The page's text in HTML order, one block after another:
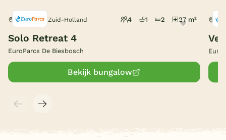
Blog
Onze e-boeken
Dordrecht, Zuid-Holland 4 1 2 27 m²
Solo Retreat 4
EuroParcs De Biesbosch
Bekijk bungalow